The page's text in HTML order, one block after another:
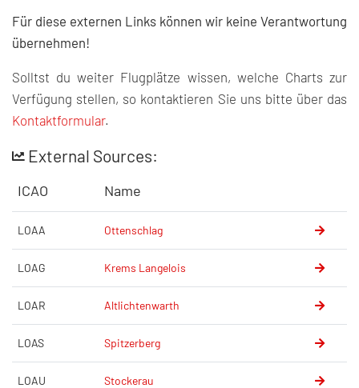
Für diese externen Links können wir keine Verantwortung
übernehmen!
Solltst du weiter Flugplätze wissen, welche Charts zur
Verfügung stellen, so kontaktieren Sie uns bitte über das
Kontaktformular.
External Sources:
ICAO Name
LOAA Ottenschlag
LOAG Krems Langelois
LOAR Altlichtenwarth
LOAS Spitzerberg
LOAU Stockerau